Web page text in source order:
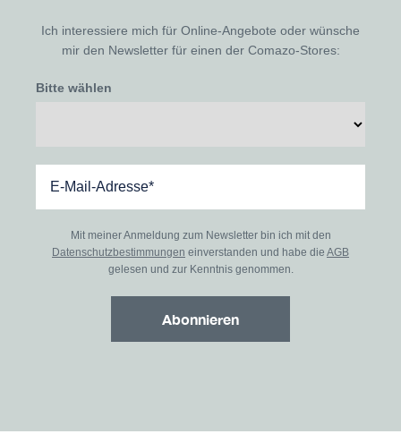
Ich interessiere mich für Online-Angebote oder wünsche
mir den Newsletter für einen der Comazo-Stores:
Bitte wählen
Mit meiner Anmeldung zum Newsletter bin ich mit den
Datenschutzbestimmungen einverstanden und habe die AGB
gelesen und zur Kenntnis genommen.
Abonnieren